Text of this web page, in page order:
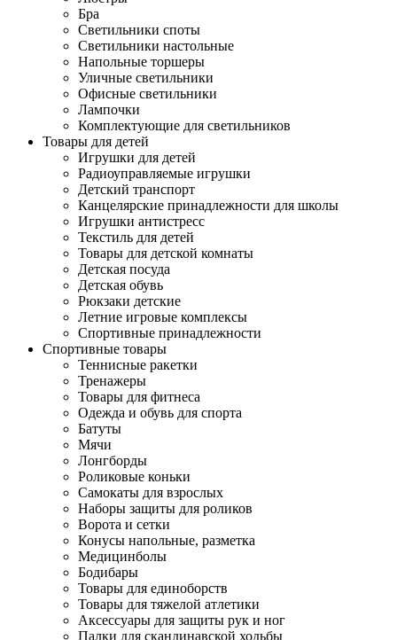
Бра
Светильники споты
Светильники настольные
Напольные торшеры
Уличные светильники
Офисные светильники
Лампочки
Комплектующие для светильников
Товары для детей
Игрушки для детей
Радиоуправляемые игрушки
Детский транспорт
Канцелярские принадлежности для школы
Игрушки антистресс
Текстиль для детей
Товары для детской комнаты
Детская посуда
Детская обувь
Рюкзаки детские
Летние игровые комплексы
Спортивные принадлежности
Спортивные товары
Теннисные ракетки
Тренажеры
Товары для фитнеса
Одежда и обувь для спорта
Батуты
Мячи
Лонгборды
Роликовые коньки
Самокаты для взрослых
Наборы защиты для роликов
Ворота и сетки
Конусы напольные, разметка
Медицинболы
Бодибары
Товары для единоборств
Товары для тяжелой атлетики
Аксессуары для защиты рук и ног
Палки для скандинавской ходьбы